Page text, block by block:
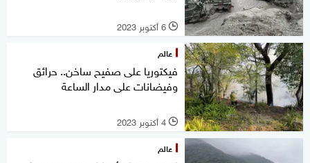
l 6 أكتوبر 2023
عالم
فيكتوريا على صفيح ساخن.. حرائق
وفيضانات على مدار الساعة
l 4 أكتوبر 2023
عالم